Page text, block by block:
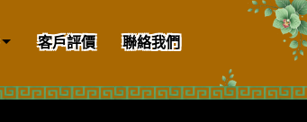
客戶評價 聯絡我們